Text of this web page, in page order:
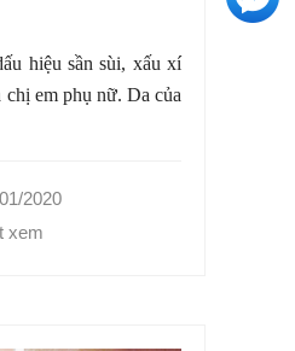
hiệu sần sùi, xấu xí
chị em phụ nữ. Da của
2020
xem